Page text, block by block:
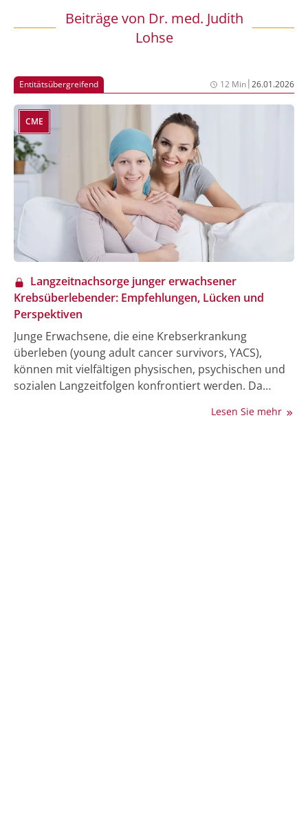
Beiträge von Dr. med. Judith
Lohse
Entitätsübergreifend 12 Min|26.01.2026
CME
Langzeitnachsorge junger erwachsener
Krebsüberlebender: Empfehlungen, Lücken und
Perspektiven
Junge Erwachsene, die eine Krebserkrankung
überleben (young adult cancer survivors, YACS),
können mit vielfältigen physischen, psychischen und
sozialen Langzeitfolgen konfrontiert werden. Da
oft fehlen, werden meist Empfehlungen aus der
Lesen Sie mehr